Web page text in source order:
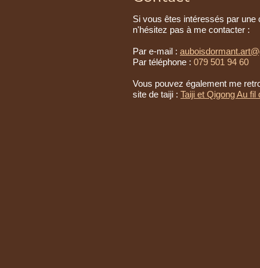
Si vous êtes intéressés par une
n'hésitez pas à me contacter :
Par e-mail :
Par téléphone : 079 501 94 60
Vous pouvez également me
site de taiji : Taiji et Qigong Au fil